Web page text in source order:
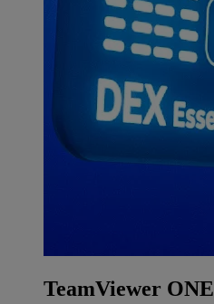
TeamViewer ONE